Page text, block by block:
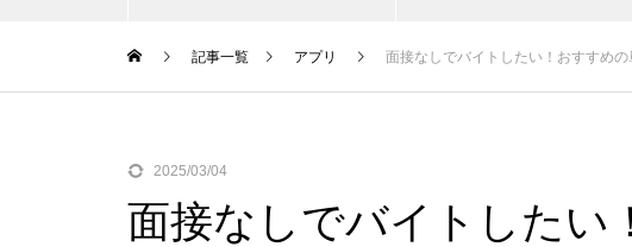
記事一覧 アプリ 面接なしでバイトしたい！おすすめ
2025/03/04
面接なしでバイトしたい